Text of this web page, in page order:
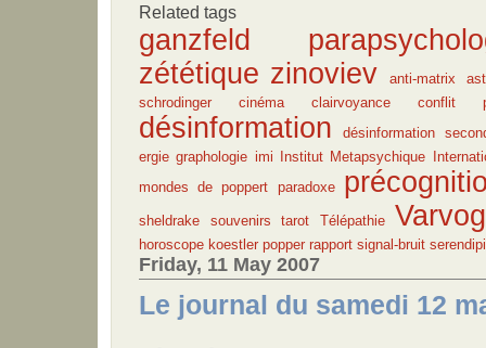
Related tags
ganzfeld
zététique zinoviev anti-matrix
schrodinger
cinéma clairvoyance conflit
désinformation
désinformation
ergie graphologie imi
Institut Metapsychique
mondes de poppert paradoxe
sheldrake souvenirs tarot Télépathie
horoscope koestler popper rapport signal-bruit
Friday, 11 May 2007
Le journal du samedi 12